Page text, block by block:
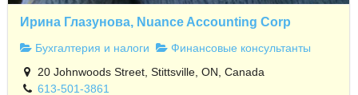
Ирина Глазунова, Nuance Accounting Corp
Бухгалтерия и налоги
Финансовые консультанты
20 Johnwoods Street, Stittsville, ON, Canada
613-501-3861